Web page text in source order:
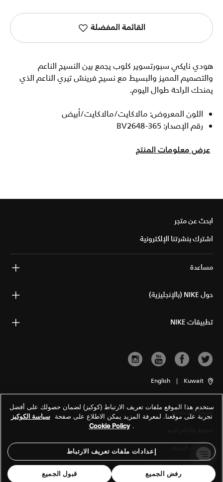
القائمة المفضلة
هودي نايكي سبورتسوير كلوب يجمع بين النسيج الناعم
والتصميم المميز والبسيط مع نسيج فرينش تيري الناعم الذي
يمنحك الراحة طوال اليوم.
اللون المعروض: مالاكايت/مالاكايت/أبيض
رقم الإصدار: BV2648-365
عرض معلومات المنتج
ابحث عن متجر
اشترك بنشرتنا الإلكترونية
مساعدة
حول NIKE (بالإنجليزية)
تطبيقات NIKE
Kuwait
|
English
شروط الاستخدام
معلومات الشركة
سياسة الخصوصية والكوكيز
ستخدم هذا الموقع ملفات تعريف الارتباط (كوكيز) لضمان حصولك على أفضل
تجربة على موقعنا. لمعرفة المزيد يمكن الاطلاع على صفحة سياسة الكوكيز
.
Cookie Policy
إعدادات ملفات تعريف الارتباط
رفض الجميع قبول الجميع